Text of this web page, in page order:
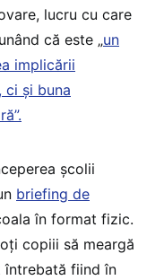
lucru cu care
că este „un
implicării
și buna
școlii
briefing de
în format fizic.
copiii să meargă
întrebată fiind în